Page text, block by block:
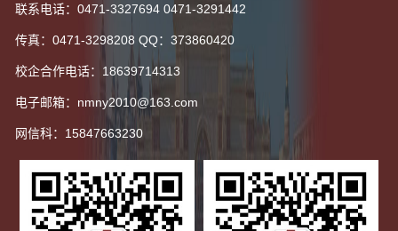
联系电话：0471-3327694 0471-3291442
传真：0471-3298208 QQ：373860420
校企合作电话：18639714313
电子邮箱：nmny2010@163.com
网信科：15847663230